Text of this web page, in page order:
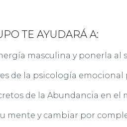
TE AYUDARÁ A:
masculina y ponerla al
de la psicología
de la Abundancia en el
mente y cambiar por